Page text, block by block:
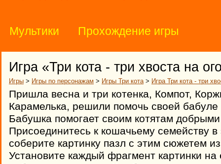
Мультики Прохождение игры
Игра «Три кота - три хвоста на
Игры > Игры по персонажам > Игры Три кота> Игра Три кота - три
Пришла весна и три котенка, Компот,
Карамелька, решили помочь своей бабуле
Бабушка помогает своим котятам
Присоединитесь к кошачьему семейству
соберите картинку пазл с этим сюжетем
Установите каждый фрагмент картинки на